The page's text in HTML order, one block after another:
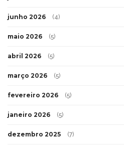
junho 2026 (4)
maio 2026 (5)
abril 2026 (5)
março 2026 (5)
fevereiro 2026 (5)
janeiro 2026 (5)
dezembro 2025 (7)